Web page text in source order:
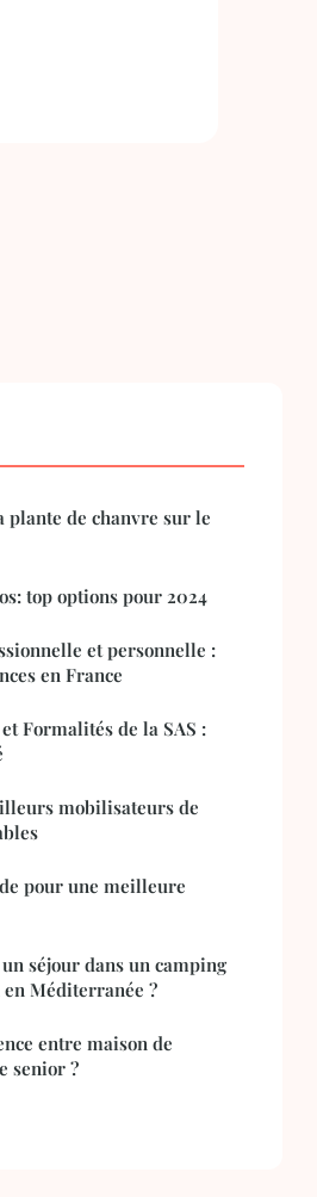
plante de chanvre sur le
top options pour 2024
et personnelle :
en France
Formalités de la SAS :
mobilisateurs de
pour une meilleure
séjour dans un camping
Méditerranée ?
entre maison de
senior ?